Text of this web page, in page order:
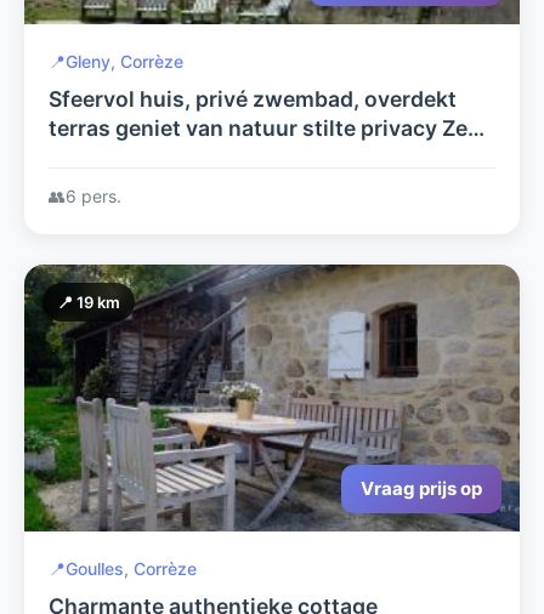
📍Gleny, Corrèze
Sfeervol huis, privé zwembad, overdekt
terras geniet van natuur stilte privacy Zeer
vrienden welkom tot 6 pers.
👥6 pers.
📍 19 km
Vraag prijs op
📍Goulles, Corrèze
Charmante authentieke cottage